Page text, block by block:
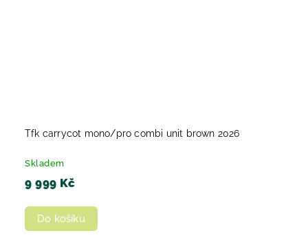
Tfk carrycot mono/pro combi unit brown 2026
Skladem
9 999 Kč
Do košíku